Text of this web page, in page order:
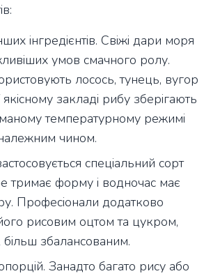
інгредієнтів. Свіжі дари моря
умов смачного ролу.
лосось, тунець, вугор
закладі рибу зберігають
температурному режимі
чином.
спеціальний сорт
тримає форму і водночас має
Професіонали додатково
рисовим оцтом та цукром,
збалансованим.
Занадто багато рису або